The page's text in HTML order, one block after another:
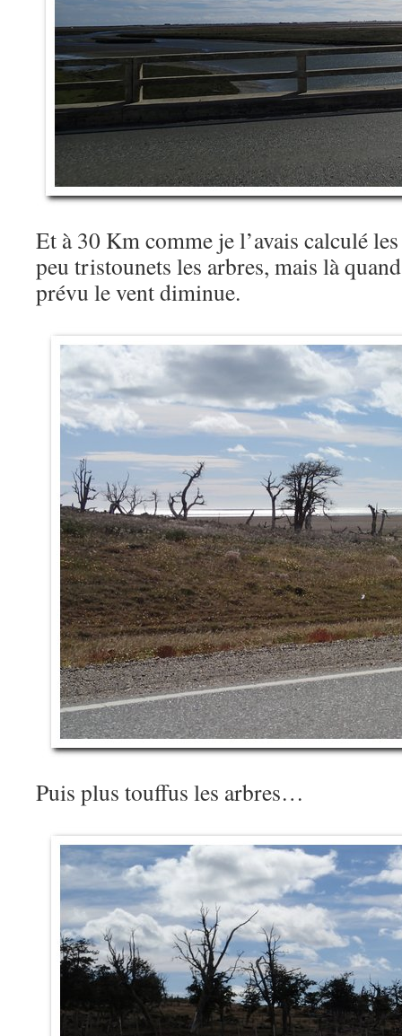
Et à 30 Km comme je l’avais calculé
peu tristounets les arbres, mais là
prévu le vent diminue.
Puis plus touffus les arbres…